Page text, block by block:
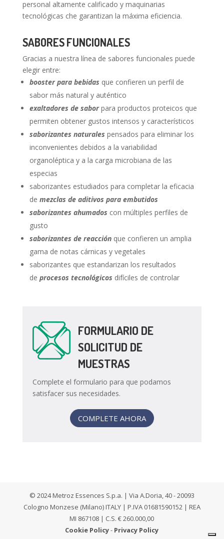
personal altamente calificado y maquinarias
tecnológicas che garantizan la máxima eficiencia.
SABORES FUNCIONALES
Gracias a nuestra línea de sabores funcionales puede
elegir entre:
booster para bebidas que confieren un perfil de
sabor más natural y auténtico
exaltadores de saborpara productos proteicos que
permiten obtener gustos intensos y característicos
saborizantes naturales pensados para eliminar los
inconvenientes debidos a la variabilidad
organoléptica y a la carga microbiana de las
especias
saborizantes estudiados para completar la eficacia
de mezclas de aditivos para embutidos
saborizantes ahumados con múltiples perfiles de
gusto
saborizantes de reacción que confieren un amplia
gama de notas cárnicas y vegetales
saborizantes que estandarizan los resultados
de procesos tecnológicos difíciles de controlar
FORMULARIO DE
SOLICITUD DE
MUESTRAS
Complete el formulario para que podamos
satisfacer sus necesidades.
COMPLETE AHORA
© 2024 Metroz Essences S.p.a. | Via A.Doria, 40 - 20093
Cologno Monzese (Milano) ITALY | P.IVA 01681590152 | REA
MI 867108 | C.S. € 260.000,00
Cookie Policy- Privacy Policy